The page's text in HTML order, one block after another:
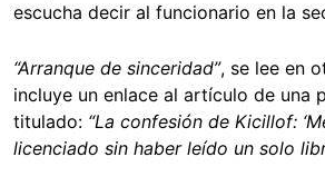
escucha decir al funcionario en la
“Arranque de sinceridad”, se lee en
incluye un enlace al artículo de una
titulado: “La confesión de Kicillof:
licenciado sin haber leído un solo